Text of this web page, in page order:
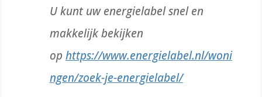
U kunt uw energielabel snel en
makkelijk bekijken
op https://www.energielabel.nl/woni
ngen/zoek-je-energielabel/